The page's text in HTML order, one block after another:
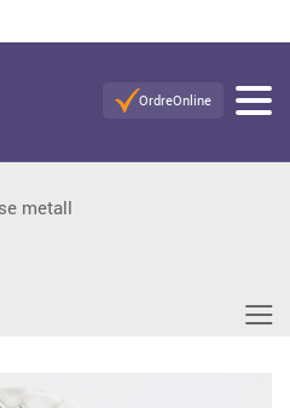
OrdreOnline
metall
≡